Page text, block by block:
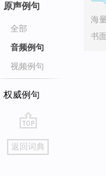
原声例句
全部
音频例句
视频例句
权威例句
go
top
返回词典
海
书